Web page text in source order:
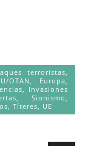
terroristas
OTAN Europa
Invasiones
Sionismo
Títeres UE